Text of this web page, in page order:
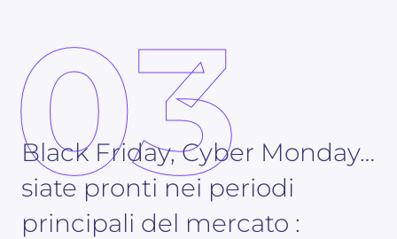
03
Black Friday, Cyber Monday…
siate pronti nei periodi
principali del mercato :